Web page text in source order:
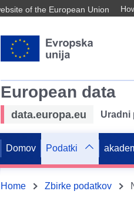
of the European Union
European data
data.europa.eu Uradni
Domov Podatki
Home Zbirke podatkov